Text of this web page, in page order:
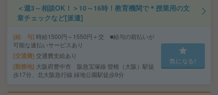
＜週3～相談OK！＞10～16時！教育機関で＊授業用の文
章チェックなど[派遣]
給 与 時給1500円～1550円＋交 ■給与の前払いが
可能な速払いサービスあり
交通費 交通費支給あり
勤務地 大阪府豊中市 阪急宝塚線 曽根（大阪）駅徒
歩17分、北大阪急行線 緑地公園駅徒歩9分
気になる!